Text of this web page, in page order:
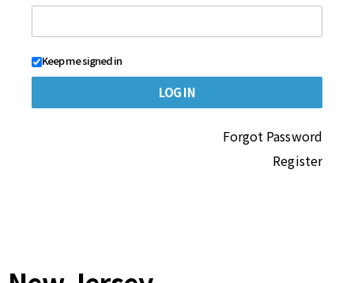
Keep me signed in
Forgot Password
Register